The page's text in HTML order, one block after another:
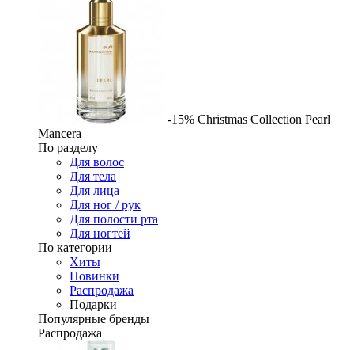
-15% Christmas Collection Pearl
Mancera
По разделу
Для волос
Для тела
Для лица
Для ног / рук
Для полости рта
Для ногтей
По категории
Хиты
Новинки
Распродажа
Подарки
Популярные бренды
Распродажа